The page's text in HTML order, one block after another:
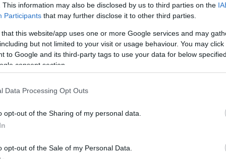
This information may also be disclosed by us to third parties on the
Participants that may further disclose it to other third parties.
that this website/app uses one or more Google services and may
but not limited to your visit or usage behaviour. You may
to Google and its third-party tags to use your data for below
consent section.
Data Processing Opt Outs
opt-out of the Sharing of my personal data.
opt-out of the Sale of my Personal Data.
snage i kondicije osmišljen za poboljšanje ukupne
pokrete. Ovaj pristup omogućuje sudjelovanje
skokove, olimpijsko dizanje utega, kettlebelle i vježbe
mogućnosti vježbanja.
ima za cilj poboljšanje funkcionalnih performansi u
poboljšanja u svojim fizičkim sposobnostima. Bez obzira
povećanje snage, izdržljivosti i agilnosti.